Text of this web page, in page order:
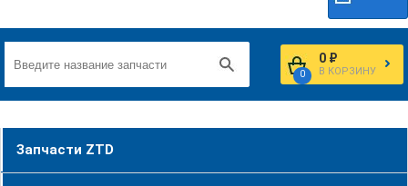
0
0 ₽
В КОРЗИНУ
Запчасти ZTD